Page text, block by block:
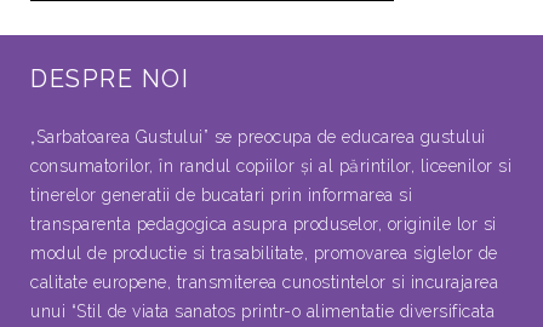
DESPRE NOI
„Sarbatoarea Gustului” se preocupa de educarea gustului
consumatorilor, în randul copiilor şi al părintilor, liceenilor si
tinerelor generatii de bucatari prin informarea si
transparenta pedagogica asupra produselor, originile lor si
modul de productie si trasabilitate, promovarea siglelor de
calitate europene, transmiterea cunostintelor si incurajarea
unui “Stil de viata sanatos printr-o alimentatie diversificata